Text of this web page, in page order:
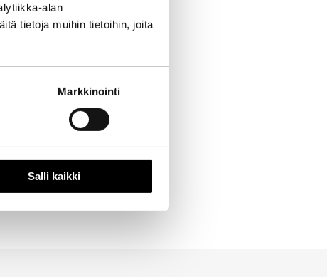
alan
tietoja muihin tietoihin, joita
Markkinointi
Salli kaikki